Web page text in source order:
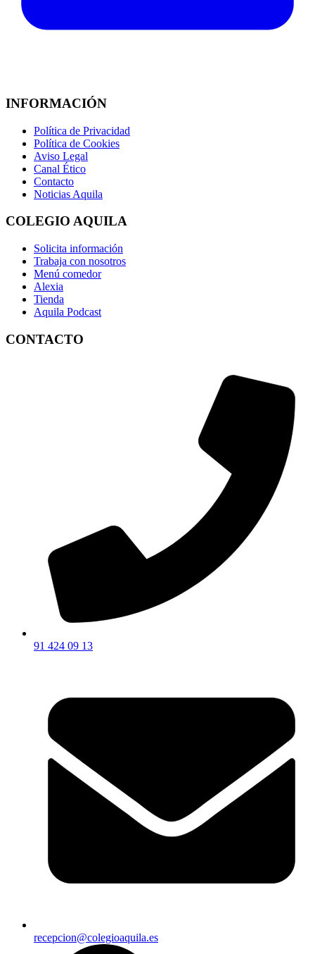
INFORMACIÓN
Política de Privacidad
Política de Cookies
Aviso Legal
Canal Ético
Contacto
Noticias Aquila
COLEGIO AQUILA
Solicita información
Trabaja con nosotros
Menú comedor
Alexia
Tienda
Aquila Podcast
CONTACTO
91 424 09 13
recepcion@colegioaquila.es